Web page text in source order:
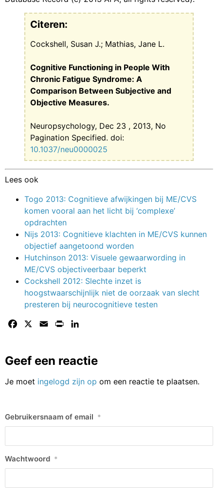
Citeren:
Cockshell, Susan J.; Mathias, Jane L.
Cognitive Functioning in People With
Chronic Fatigue Syndrome: A
Comparison Between Subjective and
Objective Measures.
Neuropsychology, Dec 23 , 2013, No
Pagination Specified. doi:
10.1037/neu0000025
Lees ook
Togo 2013: Cognitieve afwijkingen bij ME/CVS
komen vooral aan het licht bij ‘complexe’
opdrachten
Nijs 2013: Cognitieve klachten in ME/CVS kunnen
objectief aangetoond worden
Hutchinson 2013: Visuele gewaarwording in
ME/CVS objectiveerbaar beperkt
Cockshell 2012: Slechte inzet is
hoogstwaarschijnlijk niet de oorzaak van slecht
presteren bij neurocognitieve testen
Facebook Email Print
Geef een reactie
Je moet ingelogd zijn op om een reactie te plaatsen.
Gebruikersnaam of email *
Wachtwoord *